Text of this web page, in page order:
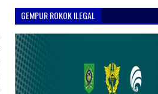
GEMPUR ROKOK ILEGAL